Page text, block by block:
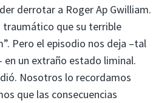
derrotar a Roger Ap Gwilliam.
traumático que su terrible
Pero el episodio nos deja –tal
en un extraño estado liminal.
Nosotros lo recordamos
que las consecuencias